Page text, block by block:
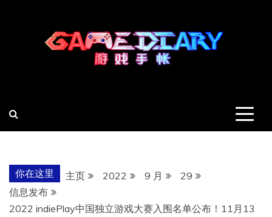
你在这里 主页 2022 9 月
29
信息发布
2022 indiePlay中国独立游戏大赛入围名单公布！11月13